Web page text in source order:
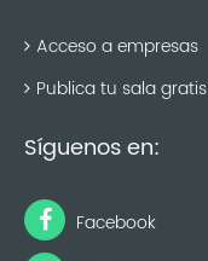
Acceso a empresas
Publica tu sala gratis
Síguenos en:
Facebook